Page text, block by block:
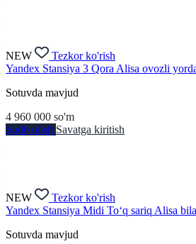
NEW
Tezkor ko'rish
Yandex Stansiya 3 Qora Alisa ovozli
Sotuvda mavjud
4 960 000 so'm
Sotib olish Savatga kiritish
NEW
Tezkor ko'rish
Yandex Stansiya Midi To‘q sariq Alisa
Sotuvda mavjud